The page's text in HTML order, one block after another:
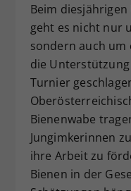
Beim
geht es nicht nur
sondern auch um
die
Turnier
Bienenwabe
Jungimkerinnen
ihre Arbeit zu
Bienen in der